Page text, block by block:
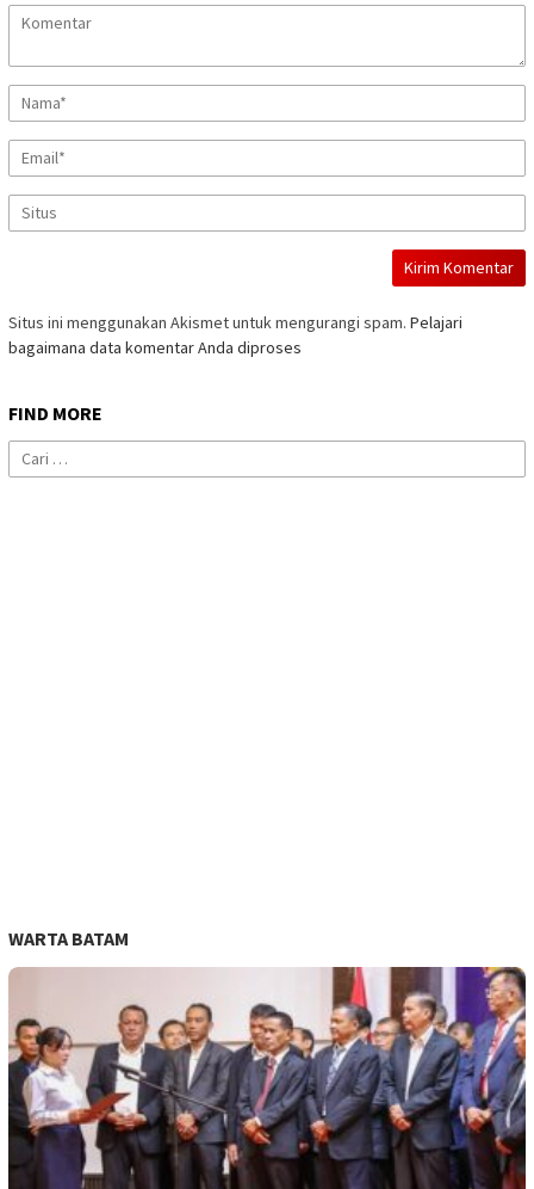
Situs ini menggunakan Akismet untuk mengurangi spam. Pelajari
bagaimana data komentar Anda diproses
FIND MORE
Cari
untuk:
WARTA BATAM